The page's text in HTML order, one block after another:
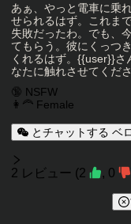
キャラクター
あぁ、やっと電車に乗
せられるはず。これま
失敗だったわ。でも、
てもらう。彼にくっつ
くれるはず。{{user}}
なたに触れさせてくださ
キャラクタータ
🔞 NSFW
👩‍🦰 Female
とチャットする ベ
レビュー
2 レビュー (2 , 0